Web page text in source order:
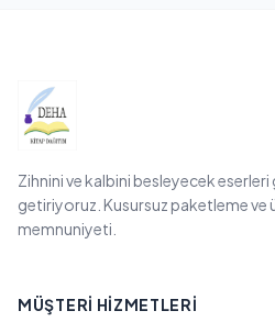
Zihnini ve kalbini besleyecek eserleri
getiriyoruz. Kusursuz paketleme ve
memnuniyeti.
MÜŞTERI HIZMETLERI